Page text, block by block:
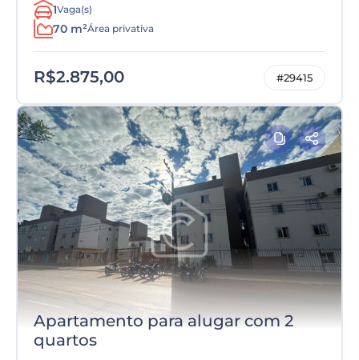
1Vaga(s)
70 m²Área privativa
R$2.875,00 #29415
Apartamento para alugar com 2
quartos